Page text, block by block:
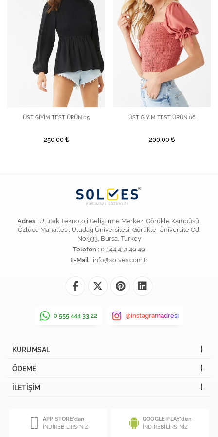
ÜST GİYİM TEST ÜRÜN 05
250,00
ÜST GİYİM TEST ÜRÜN 06
200,00
Adres : Ulutek Teknoloji Geliştirme Merkezi Görükle Kampüsü,
Özlüce Mahallesi, Uludağ Üniversitesi, Görükle, Üniversite Cd.
No:933, Bursa, Turkey
Telefon : 0 544 451 49 49
E-Mail : info@solves.com.tr
0 555 444 33 22 @instagramadresi
KURUMSAL
ÖDEME
İLETİŞİM
APP STORE'dan
İNDİREBİLİRSİNİZ
GOOGLE PLAY'den
İNDİREBİLİRSİNİZ